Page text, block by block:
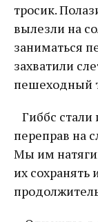
тросик.
вылезли на
заниматься
захватили
пешеходный
Гиббс стали
переправ на
Мы им
их сохранять